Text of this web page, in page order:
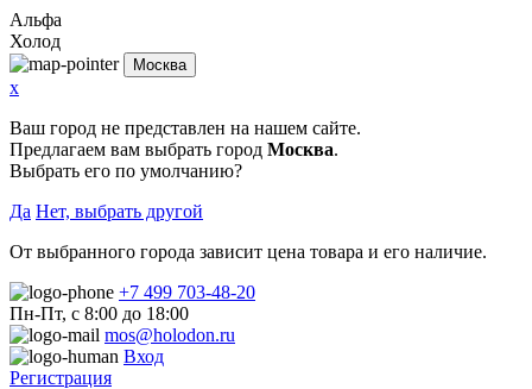
Альфа
Холод
Москва
x
Ваш город не представлен на нашем сайте.
Предлагаем вам выбрать город Москва.
Выбрать его по умолчанию?
Да Нет, выбрать другой
От выбранного города зависит цена товара и его наличие.
+7 499 703-48-20
Пн-Пт, с 8:00 до 18:00
mos@holodon.ru
Вход
Регистрация